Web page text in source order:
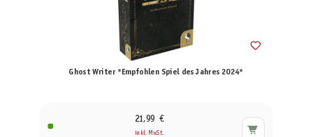
Ghost Writer *Empfohlen Spiel des Jahres 2024*
21,99 €
inkl. MwSt.